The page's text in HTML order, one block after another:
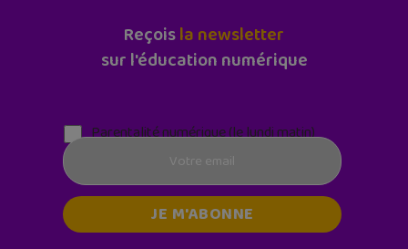
Reçoisla newsletter
sur l'éducation numérique
Parentalité numérique (le lundi matin)